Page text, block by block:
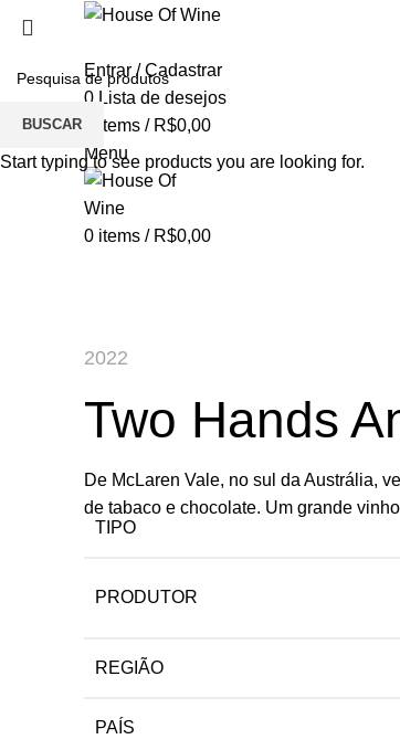
Entrar / Cadastrar
0 Lista de desejos
items / R$0,00
Menu
0 items / R$0,00
2022
Two Hands
De McLaren Vale, no sul da Austrália,
de tabaco e chocolate. Um grande
TIPO
PRODUTOR
REGIÃO
PAÍS
BUSCAR
Start typing to see products you are looking for.